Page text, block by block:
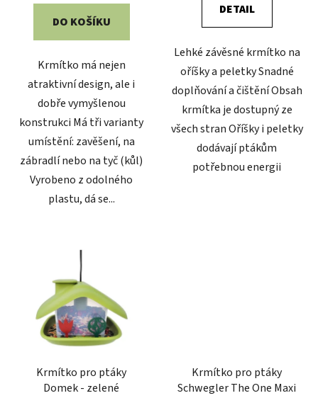
DO KOŠÍKU
Krmítko má nejen
atraktivní design, ale i
dobře vymyšlenou
konstrukci Má tři varianty
umístění: zavěšení, na
zábradlí nebo na tyč (kůl)
Vyrobeno z odolného
plastu, dá se...
DETAIL
Lehké závěsné krmítko na
oříšky a peletky Snadné
doplňování a čištění Obsah
krmítka je dostupný ze
všech stran Oříšky i peletky
dodávají ptákům
potřebnou energii
Krmítko pro ptáky
Domek - zelené
Krmítko pro ptáky
Schwegler The One Maxi